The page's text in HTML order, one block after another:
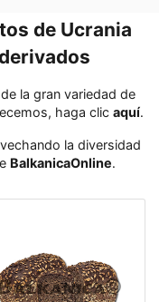
de Ucrania
la gran variedad de
haga clic aquí․
la diversidad
BalkanicaOnline․